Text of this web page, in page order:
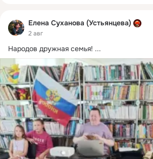
Елена Суханова (Устьянцева)
2 авг
Народов дружная семья! ...